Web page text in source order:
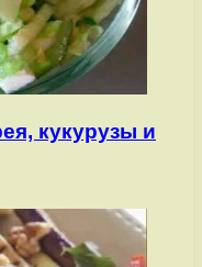
кукурузы и